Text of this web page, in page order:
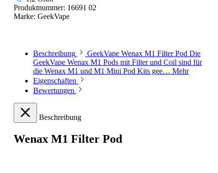
Produktnummer: 16691 02
Marke: GeekVape
Beschreibung
GeekVape Wenax M1 Filter Pod Die
GeekVape Wenax M1 Pods mit Filter und Coil sind für
die Wenax M1 und M1 Mini Pod Kits gee… Mehr
Eigenschaften
Bewertungen
Beschreibung
Wenax M1 Filter Pod